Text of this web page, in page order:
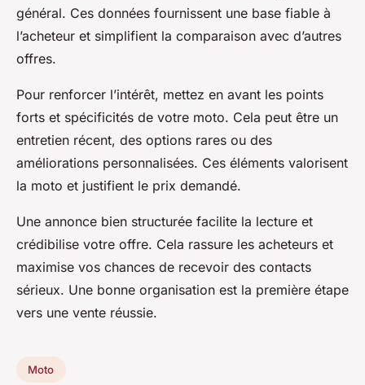
général. Ces données fournissent une base fiable à
l’acheteur et simplifient la comparaison avec d’autres
offres.
Pour renforcer l’intérêt, mettez en avant les points
forts et spécificités de votre moto. Cela peut être un
entretien récent, des options rares ou des
améliorations personnalisées. Ces éléments valorisent
la moto et justifient le prix demandé.
Une annonce bien structurée facilite la lecture et
crédibilise votre offre. Cela rassure les acheteurs et
maximise vos chances de recevoir des contacts
sérieux. Une bonne organisation est la première étape
vers une vente réussie.
Moto